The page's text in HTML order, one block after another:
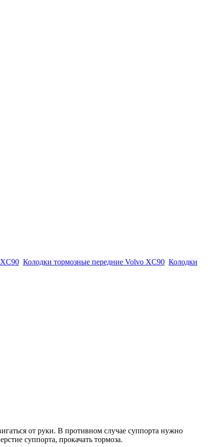
Колодки тормозные передние Volvo XC90 Колодки
от руки. В противном случае суппорта нужно
суппорта, прокачать тормоза.